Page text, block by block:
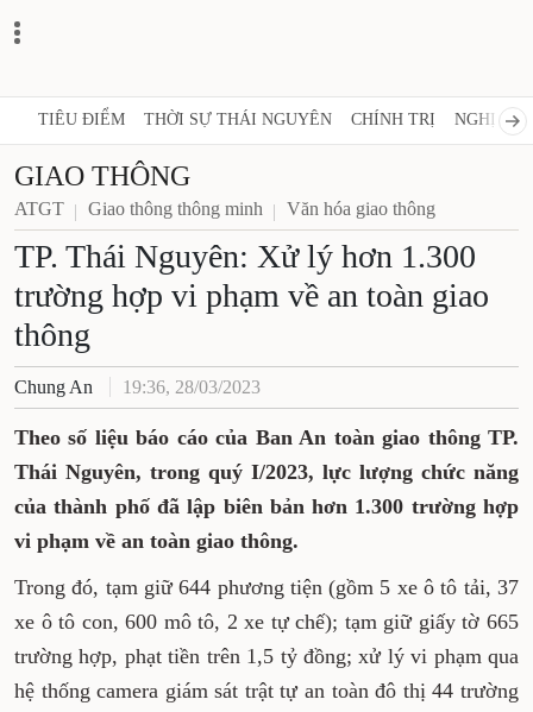
TIÊU ĐIỂM THỜI SỰ THÁI NGUYÊN CHÍNH TRỊ NGHỊ
GIAO THÔNG
ATGT Giao thông thông minh Văn hóa giao thông
TP. Thái Nguyên: Xử lý hơn 1.300
trường hợp vi phạm về an toàn giao
thông
Chung An 19:36, 28/03/2023
Theo số liệu báo cáo của Ban An toàn giao thông TP.
Thái Nguyên, trong quý I/2023, lực lượng chức năng
của thành phố đã lập biên bản hơn 1.300 trường hợp
vi phạm về an toàn giao thông.
Trong đó, tạm giữ 644 phương tiện (gồm 5 xe ô tô tải, 37
xe ô tô con, 600 mô tô, 2 xe tự chế); tạm giữ giấy tờ 665
trường hợp, phạt tiền trên 1,5 tỷ đồng; xử lý vi phạm qua
hệ thống camera giám sát trật tự an toàn đô thị 44 trường